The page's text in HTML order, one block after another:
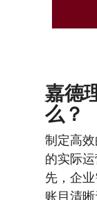
嘉德
么？
制定高
的实际
先，企
账目清